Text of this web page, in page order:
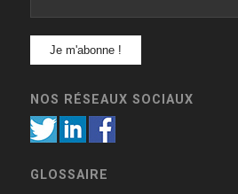
NOS RÉSEAUX SOCIAUX
GLOSSAIRE